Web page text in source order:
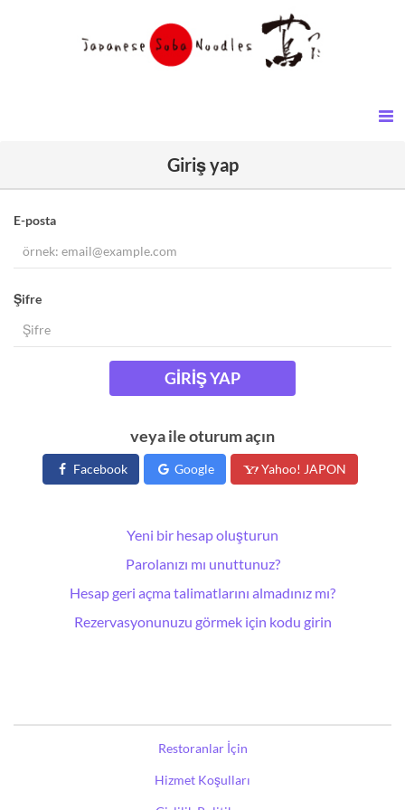
Giriş yap
E-posta
Şifre
GIRIŞ YAP
veya ile oturum açın
Facebook Google Yahoo! JAPON
Yeni bir hesap oluşturun
Parolanızı mı unuttunuz?
Hesap geri açma talimatlarını almadınız mı?
Rezervasyonunuzu görmek için kodu girin
Restoranlar İçin
Hizmet Koşulları